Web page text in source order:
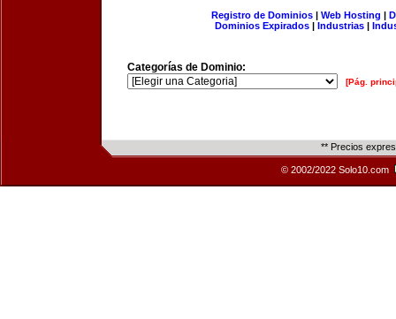
Registro de Dominios| Web Hosting |
Dominios Expirados | Industrias |
Categorías de Dominio:
[Pág.
** Precios
© 2002/2022 Solo10.com